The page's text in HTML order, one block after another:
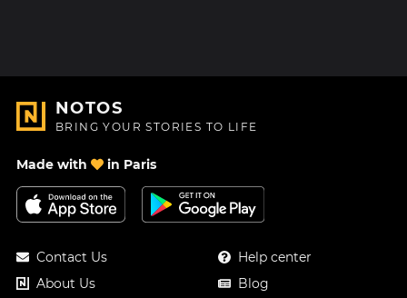
NOTOS
BRING YOUR STORIES TO LIFE
Made with in Paris
Contact Us
About Us
Help center
Blog